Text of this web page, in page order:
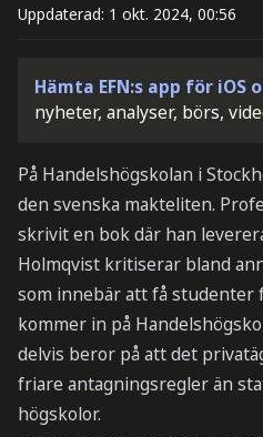
Uppdaterad: 1 okt. 2024, 00:56
Hämta EFN:s app för iOS
nyheter, analyser, börs,
På Handelshögskolan i
den svenska makteliten.
skrivit en bok där han
Holmqvist kritiserar bland
som innebär att få studenter
kommer in på
delvis beror på att det
friare antagningsregler än
högskolor.